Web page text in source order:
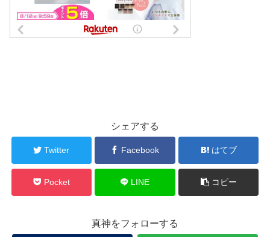
シェアする
Twitter Facebook はてブ
Pocket LINE コピー
真神をフォローする